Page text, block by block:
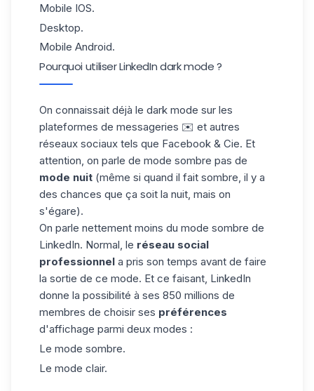
Mobile IOS.
Desktop.
Mobile Android.
Pourquoi utiliser LinkedIn dark mode ?
On connaissait déjà le dark mode sur les
plateformes de messageries ✉️ et autres
réseaux sociaux tels que Facebook & Cie. Et
attention, on parle de mode sombre pas de
mode nuit (même si quand il fait sombre, il y a
des chances que ça soit la nuit, mais on
s'égare).
On parle nettement moins du mode sombre de
LinkedIn. Normal, le réseau social
professionnel a pris son temps avant de faire
la sortie de ce mode. Et ce faisant, LinkedIn
donne la possibilité à ses 850 millions de
membres de choisir ses préférences
d'affichage parmi deux modes :
Le mode sombre.
Le mode clair.